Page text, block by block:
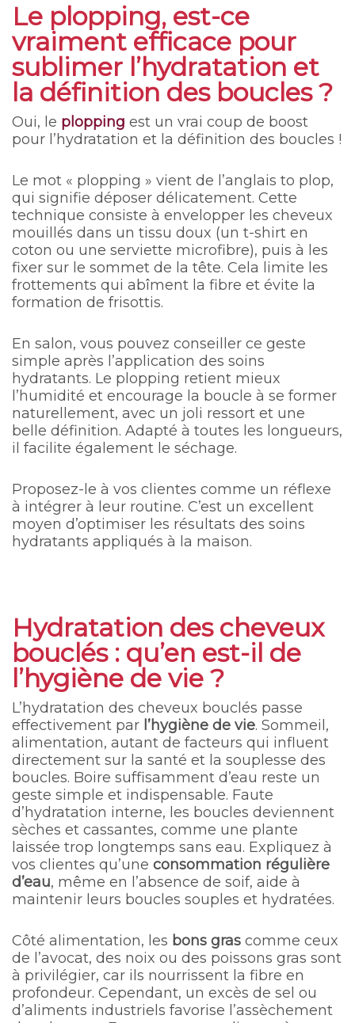
Le plopping, est-ce
vraiment efficace pour
sublimer l’hydratation et
la définition des boucles ?
Oui, le plopping est un vrai coup de boost
pour l’hydratation et la définition des boucles !
Le mot « plopping » vient de l’anglais to plop,
qui signifie déposer délicatement. Cette
technique consiste à envelopper les cheveux
mouillés dans un tissu doux (un t-shirt en
coton ou une serviette microfibre), puis à les
fixer sur le sommet de la tête. Cela limite les
frottements qui abîment la fibre et évite la
formation de frisottis.
En salon, vous pouvez conseiller ce geste
simple après l’application des soins
hydratants. Le plopping retient mieux
l’humidité et encourage la boucle à se former
naturellement, avec un joli ressort et une
belle définition. Adapté à toutes les longueurs,
il facilite également le séchage.
Proposez-le à vos clientes comme un réflexe
à intégrer à leur routine. C’est un excellent
moyen d’optimiser les résultats des soins
hydratants appliqués à la maison.
Hydratation des cheveux
bouclés : qu’en est-il de
l’hygiène de vie ?
L’hydratation des cheveux bouclés passe
effectivement par l’hygiène de vie. Sommeil,
alimentation, autant de facteurs qui influent
directement sur la santé et la souplesse des
boucles. Boire suffisamment d’eau reste un
geste simple et indispensable. Faute
d’hydratation interne, les boucles deviennent
sèches et cassantes, comme une plante
laissée trop longtemps sans eau. Expliquez à
vos clientes qu’une consommation régulière
d’eau, même en l’absence de soif, aide à
maintenir leurs boucles souples et hydratées.
Côté alimentation, les bons gras comme ceux
de l’avocat, des noix ou des poissons gras sont
à privilégier, car ils nourrissent la fibre en
profondeur. Cependant, un excès de sel ou
d’aliments industriels favorise l’assèchement